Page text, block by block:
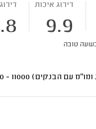
דירוג איכות
9.9
טובה
ומו"מ עם הבנקים) 11000 - 9200